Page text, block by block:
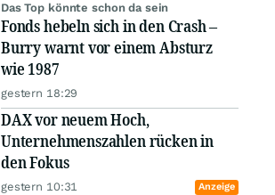
Das Top könnte schon da sein
Fonds hebeln sich in den Crash –
Burry warnt vor einem Absturz
wie 1987
gestern 18:29
DAX vor neuem Hoch,
Unternehmenszahlen rücken in
den Fokus
gestern 10:31 Anzeige